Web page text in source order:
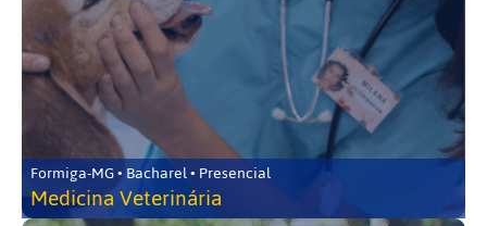
Formiga-MG • Bacharel • Presencial
Medicina Veterinária